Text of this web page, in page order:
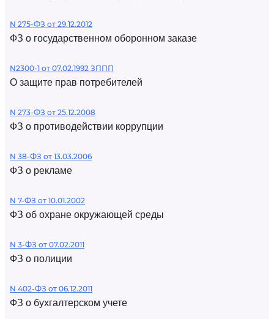
N 275-ФЗ от 29.12.2012
ФЗ о государственном оборонном заказе
N2300-1 от 07.02.1992 ЗППП
О защите прав потребителей
N 273-ФЗ от 25.12.2008
ФЗ о противодействии коррупции
N 38-ФЗ от 13.03.2006
ФЗ о рекламе
N 7-ФЗ от 10.01.2002
ФЗ об охране окружающей среды
N 3-ФЗ от 07.02.2011
ФЗ о полиции
N 402-ФЗ от 06.12.2011
ФЗ о бухгалтерском учете